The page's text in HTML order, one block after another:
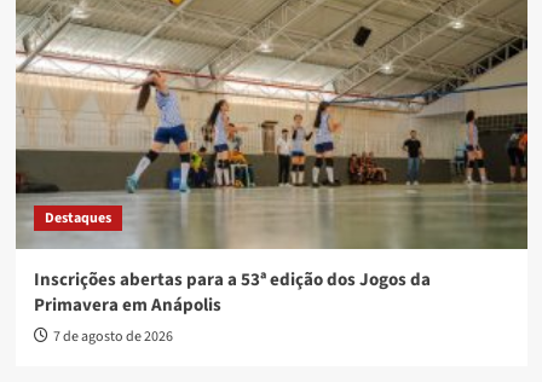
Destaques
Inscrições abertas para a 53ª edição dos Jogos da
Primavera em Anápolis
7 de agosto de 2026